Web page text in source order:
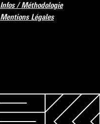
Infos / Méthodologie
Mentions Légales